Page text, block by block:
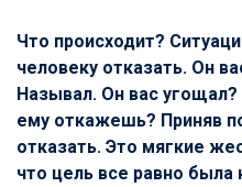
Что происходит?
человеку отказать. Он
Называл. Он вас
ему откажешь? Приняв
отказать. Это мягкие
что цель все равно была